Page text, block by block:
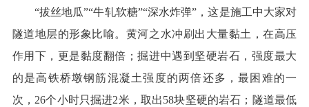
“拔丝地瓜”“牛轧软糖”“深水炸弹”，这是施工中大家对
隧道地层的形象比喻。黄河之水冲刷出大量黏土，在高压
作用下，更是黏度翻倍；掘进中遇到坚硬岩石，强度最大
的是高铁桥墩钢筋混凝土强度的两倍还多，最困难的一
次，26个小时只掘进2米，取出58块坚硬的岩石；隧道最低